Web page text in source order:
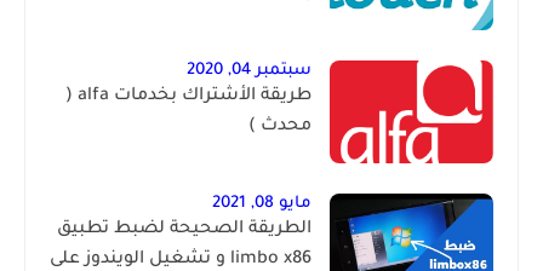
سبتمبر 04, 2020
طريقة الأشتراك بخدمات alfa (
محدث )
مايو 08, 2021
الطريقة الصحيحة لضبط تطبيق
limbo x86 و تشغيل الويندوز على